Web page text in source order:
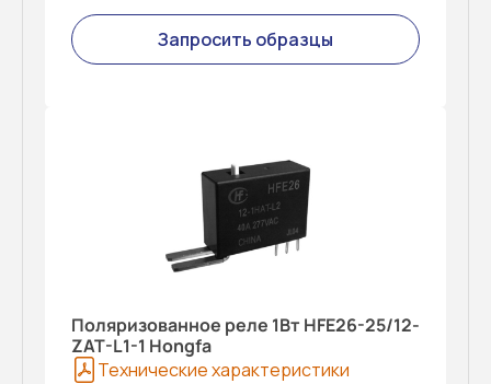
Запросить образцы
Поляризованное реле 1Вт HFE26-25/12-
ZAT-L1-1 Hongfa
Технические характеристики